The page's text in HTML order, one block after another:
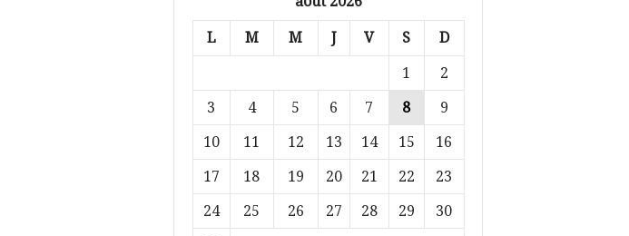
L M M J V S D
1
2
3
4 5 6 7 8
9
10
11 12 13 14 15
16
17
18 19 20 21 22
23
24
25 26 27 28 29
30